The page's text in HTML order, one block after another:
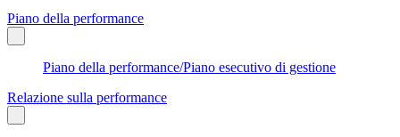
Piano della performance
Piano della performance/Piano esecutivo di gestione
Relazione sulla performance